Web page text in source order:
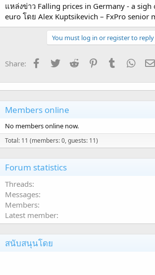
แหล่งข่าว Falling prices in Germany - a
euro โดย Alex Kuptsikevich – FxPro senior
You must log in or register to reply
Share: Facebook
TwitterReddit PinterestTumblr
Members online
No members online now.
Total: 11 (members: 0, guests: 11)
Forum statistics
Threads
Messages
Members
Latest member
สนับสนุนโดย